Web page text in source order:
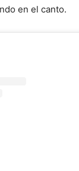
en el canto.